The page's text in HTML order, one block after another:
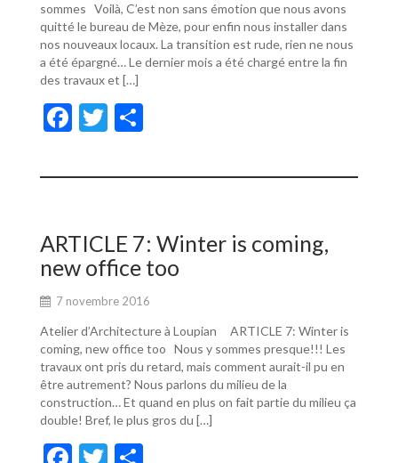
sommes Voilà, C’est non sans émotion que nous avons
quitté le bureau de Mèze, pour enfin nous installer dans
nos nouveaux locaux. La transition est rude, rien ne nous
a été épargné… Le dernier mois a été chargé entre la fin
des travaux et […]
F
e
o
o
k
T
itt ta
er
ARTICLE 7: Winter is coming,
new office too
7 novembre 2016
Atelier d’Architecture à Loupian ARTICLE 7: Winter is
coming, new office too Nous y sommes presque!!! Les
travaux ont pris du retard, mais comment aurait-il pu en
être autrement? Nous parlons du milieu de la
construction… Et quand en plus on fait partie du milieu ça
double! Bref, le plus gros du […]